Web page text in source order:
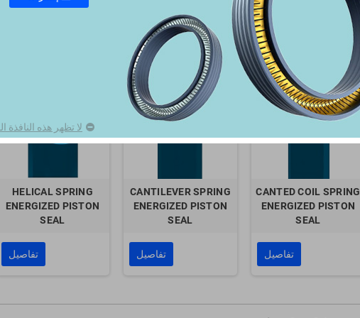
HELICAL SPRING
ENERGIZED ROD SEAL
PTFE Bronze Wear
تصنيف بواسطة: يوجد 3 منتجا.
CANTED COIL SPRING
ENERGIZED PISTON
SEAL
تفاصيل
CANTILEVER SPRING
ENERGIZED PISTON
SEAL
تفاصيل
HELICAL SPRING
ENERGIZED PISTON
SEAL
تفاصيل
لا تظهر هذه النافذة